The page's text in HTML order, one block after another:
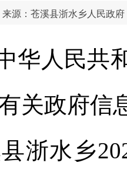
来源：苍溪县浙水乡人民政府
华人民共
关政府信
浙水乡